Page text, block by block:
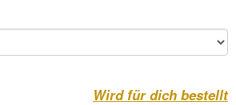
Wird für dich bestellt